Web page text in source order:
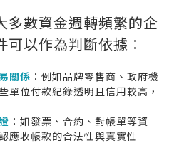
多數資金週轉頻繁的企
以作為判斷依據：
關係 ：例如品牌零售商、政府機
單位付款紀錄透明且信用較高，
：如發票、合約、對帳單等資
應收帳款的合法性與真實性